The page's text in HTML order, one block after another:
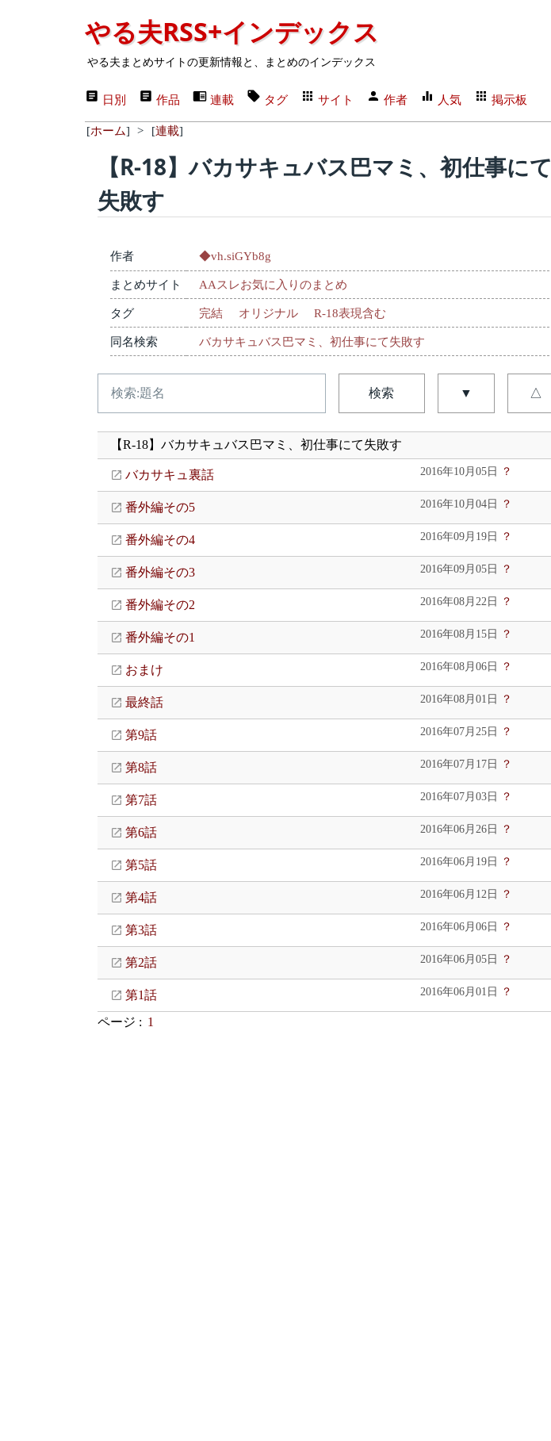
やる夫RSS+インデックス
やる夫まとめサイトの更新情報と、まとめのインデックス
日別 作品 連載 タグ サイト 作者 人気 掲示板
[ホーム] > [連載]
【R-18】バカサキュバス巴マミ、初仕事にて
失敗す
作者 ◆vh.siGYb8g
まとめサイト AAスレお気に入りのまとめ
タグ 完結 オリジナル R-18表現含む
同名検索 バカサキュバス巴マミ、初仕事にて失敗す
検索 ▼ △
【R-18】バカサキュバス巴マミ、初仕事にて失敗す
バカサキュ裏話 2016年10月05日 ？
番外編その5 2016年10月04日 ？
番外編その4 2016年09月19日 ？
番外編その3 2016年09月05日 ？
番外編その2 2016年08月22日 ？
番外編その1 2016年08月15日 ？
おまけ 2016年08月06日 ？
最終話 2016年08月01日 ？
第9話 2016年07月25日 ？
第8話 2016年07月17日 ？
第7話 2016年07月03日 ？
第6話 2016年06月26日 ？
第5話 2016年06月19日 ？
第4話 2016年06月12日 ？
第3話 2016年06月06日 ？
第2話 2016年06月05日 ？
第1話 2016年06月01日 ？
ページ : 1